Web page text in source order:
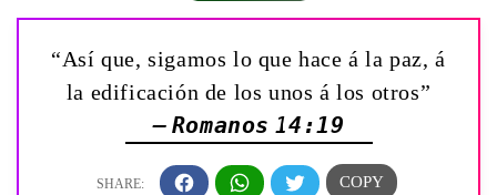
“Así que, sigamos lo que hace á la paz, á
la edificación de los unos á los otros”
— Romanos 14:19